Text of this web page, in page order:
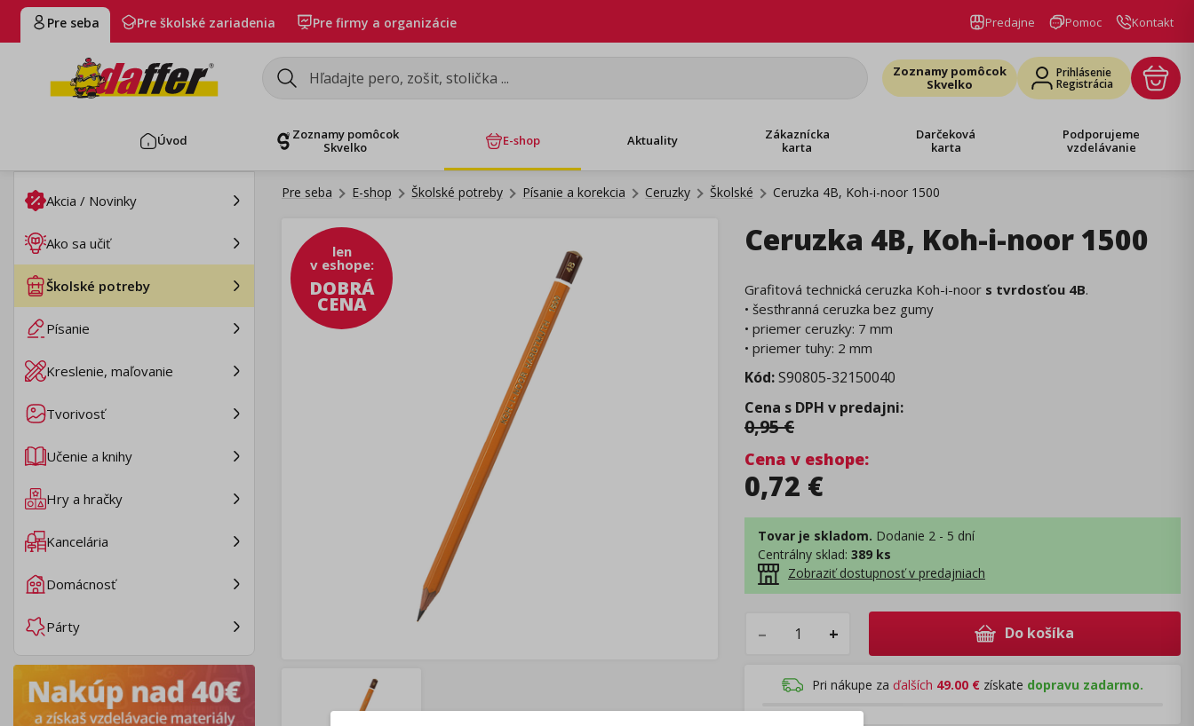
Pre seba Pre školské zariadenia Pre firmy a organizácie Predajne Pomoc Kontakt
Zoznamy pomôcok
Skvelko
Prihlásenie
Registrácia
Úvod
Zoznamy pomôcok
Skvelko
E-shop Aktuality
Zákaznícka
karta
Darčeková
karta
Podporujeme
vzdelávanie
Akcia / Novinky
Ako sa učiť
Školské potreby
Písanie
Kreslenie, maľovanie
Tvorivosť
Učenie a knihy
Hry a hračky
Kancelária
Domácnosť
Párty
Pre seba E-shop Školské potreby Písanie a korekcia Ceruzky Školské Ceruzka 4B, Koh-i-noor 1500
len
v eshope:
DOBRÁ
CENA
Ceruzka 4B, Koh-i-noor 1500
Grafitová technická ceruzka Koh-i-noor s tvrdosťou 4B.
• šesťhranná ceruzka bez gumy
• priemer ceruzky: 7 mm
• priemer tuhy: 2 mm
Kód:S90805-32150040
Cena s DPH v predajni:
0,95€
Cena v eshope:
0,72 €
Tovar je skladom. Dodanie 2 - 5 dní
Centrálny sklad: 389 ks
Zobraziť dostupnosť v predajniach
– + Do košíka
Pri nákupe za ďalších 49.00 € získate dopravu zadarmo.